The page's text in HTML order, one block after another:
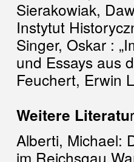
Sierakowiak,
Instytut
Singer, Oskar :
und Essays aus
Feuchert, Erwin
Weitere Literatur
Alberti, Michael:
im Reichsgau